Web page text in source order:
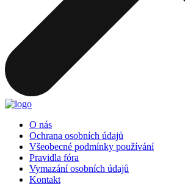
O nás
Ochrana osobních údajů
Všeobecné podmínky používání
Pravidla fóra
Vymazání osobních údajů
Kontakt